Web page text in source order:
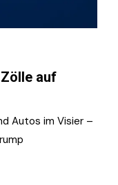
auf
Autos im Visier –